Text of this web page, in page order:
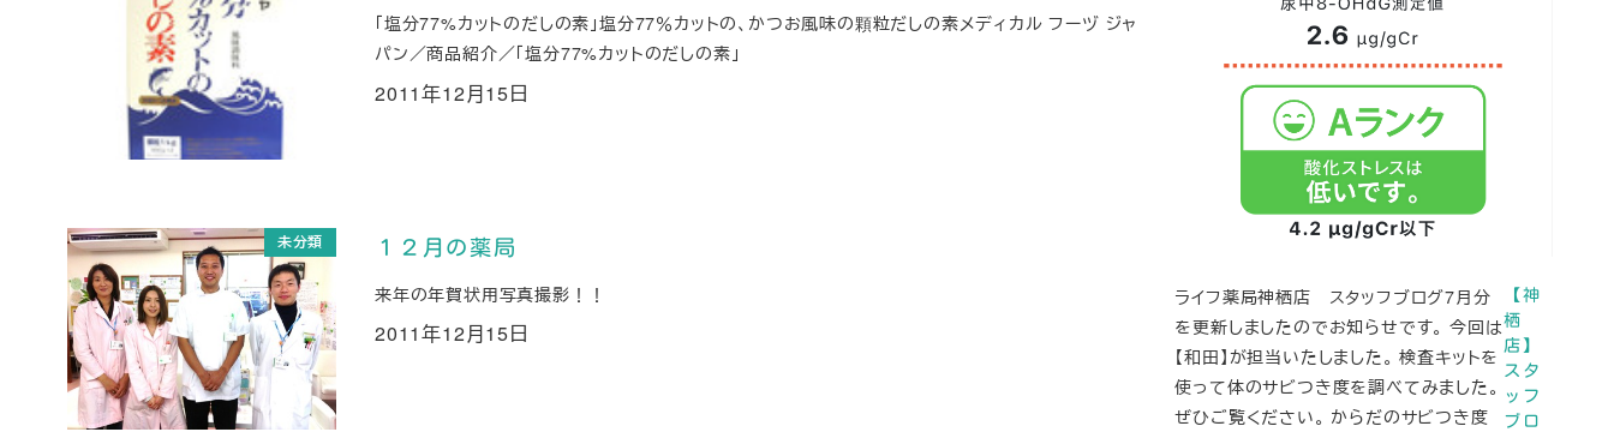
「塩分77%カットのだしの素」塩分77％カットの、かつお風味の顆粒だしの素メディカル フーヅ ジャ
パン／商品紹介／「塩分77%カットのだしの素」
投稿日
2011年12月15日
未分類 １２月の薬局
来年の年賀状用写真撮影！！
投稿日
2011年12月15日
【神
栖
店】
スタ
ッフ
ブロ
ライフ薬局神栖店 スタッフブログ7月分
を更新しましたのでお知らせです。 今回は
【和田】が担当いたしました。 検査キットを
使って体のサビつき度を調べてみました。
ぜひご覧ください。 からだのサビつき度